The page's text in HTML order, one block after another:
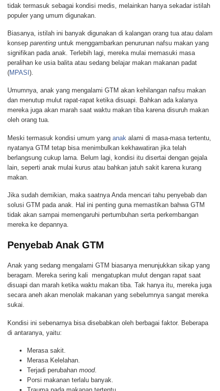
tidak termasuk sebagai kondisi medis, melainkan hanya sekadar istilah
populer yang umum digunakan.
Biasanya, istilah ini banyak digunakan di kalangan orang tua atau dalam
konsep parenting untuk menggambarkan penurunan nafsu makan yang
signifikan pada anak. Terlebih lagi, mereka mulai memasuki masa
peralihan ke usia balita atau sedang belajar makan makanan padat
(MPASI ).
Umumnya, anak yang mengalami GTM akan kehilangan nafsu makan
dan menutup mulut rapat-rapat ketika disuapi. Bahkan ada kalanya
mereka juga akan marah saat waktu makan tiba karena disuruh makan
oleh orang tua.
Meski termasuk kondisi umum yang anak alami di masa-masa tertentu,
nyatanya GTM tetap bisa menimbulkan kekhawatiran jika telah
berlangsung cukup lama. Belum lagi, kondisi itu disertai dengan gejala
lain, seperti anak mulai kurus atau bahkan jatuh sakit karena kurang
makan.
Jika sudah demikian, maka saatnya Anda mencari tahu penyebab dan
solusi GTM pada anak. Hal ini penting guna memastikan bahwa GTM
tidak akan sampai memengaruhi pertumbuhan serta perkembangan
mereka ke depannya.
Penyebab Anak GTM
Anak yang sedang mengalami GTM biasanya menunjukkan sikap yang
beragam. Mereka sering kali mengatupkan mulut dengan rapat saat
disuapi dan marah ketika waktu makan tiba. Tak hanya itu, mereka juga
secara aneh akan menolak makanan yang sebelumnya sangat mereka
sukai.
Kondisi ini sebenarnya bisa disebabkan oleh berbagai faktor. Beberapa
di antaranya, yaitu:
Merasa sakit.
Merasa Kelelahan.
Terjadi perubahan mood.
Porsi makanan terlalu banyak.